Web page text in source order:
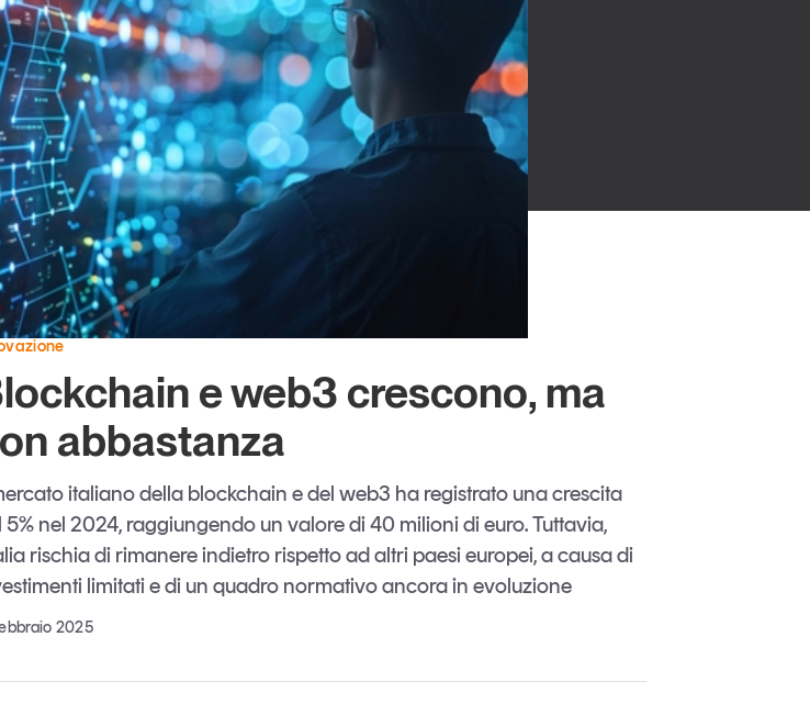
Eventi e formazione
Tutti gli
appuntamenti
Chi siamo
Newsletter
Contatti
e web3 crescono, ma
abbastanza
italiano della blockchain e del web3 ha registrato una crescita
5% nel 2024, raggiungendo un valore di 40 milioni di euro. Tuttavia,
rischia di rimanere indietro rispetto ad altri paesi europei, a causa di
limitati e di un quadro normativo ancora in evoluzione
2025